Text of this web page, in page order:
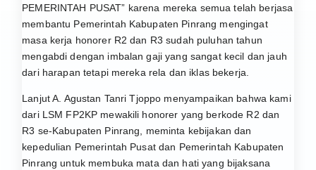
PEMERINTAH PUSAT” karena mereka semua telah berjasa
membantu Pemerintah Kabupaten Pinrang mengingat
masa kerja honorer R2 dan R3 sudah puluhan tahun
mengabdi dengan imbalan gaji yang sangat kecil dan jauh
dari harapan tetapi mereka rela dan iklas bekerja.
Lanjut A. Agustan Tanri Tjoppo menyampaikan bahwa kami
dari LSM FP2KP mewakili honorer yang berkode R2 dan
R3 se-Kabupaten Pinrang, meminta kebijakan dan
kepedulian Pemerintah Pusat dan Pemerintah Kabupaten
Pinrang untuk membuka mata dan hati yang bijaksana